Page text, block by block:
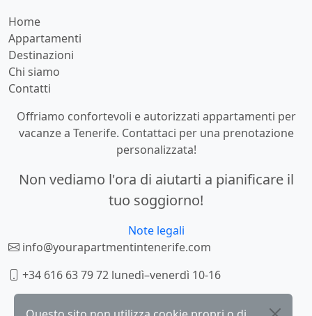
Home
Appartamenti
Destinazioni
Chi siamo
Contatti
Offriamo confortevoli e autorizzati appartamenti per
vacanze a Tenerife. Contattaci per una prenotazione
personalizzata!
Non vediamo l'ora di aiutarti a pianificare il
tuo soggiorno!
Note legali
info@yourapartmentintenerife.com
+34 616 63 79 72 lunedì–venerdì 10-16